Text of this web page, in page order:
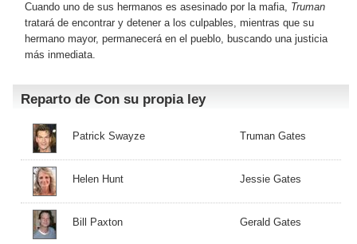
Cuando uno de sus hermanos es asesinado por la mafia, Truman
tratará de encontrar y detener a los culpables, mientras que su
hermano mayor, permanecerá en el pueblo, buscando una justicia
más inmediata.
Reparto de Con su propia ley
Patrick Swayze Truman Gates
Helen Hunt Jessie Gates
Bill Paxton Gerald Gates